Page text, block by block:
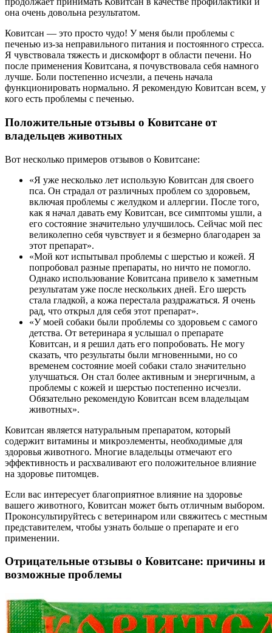
она очень довольна результатом.
Ковитсан — это просто чудо! У меня были проблемы с
печенью из-за неправильного питания и постоянного стресса.
Я чувствовала тяжесть и дискомфорт в области печени. Но
после применения Ковитсана, я почувствовала себя намного
лучше. Боли постепенно исчезли, а печень начала
функционировать нормально. Я рекомендую Ковитсан всем, у
кого есть проблемы с печенью.
Положительные отзывы о Ковитсане от
владельцев животных
Вот несколько примеров отзывов о Ковитсане:
«Я уже несколько лет использую Ковитсан для своего
пса. Он страдал от различных проблем со здоровьем,
включая проблемы с желудком и аллергии. После того,
как я начал давать ему Ковитсан, все симптомы ушли, а
его состояние значительно улучшилось. Сейчас мой пес
великолепно себя чувствует и я безмерно благодарен за
этот препарат».
«Мой кот испытывал проблемы с шерстью и кожей. Я
попробовал разные препараты, но ничто не помогло.
Однако использование Ковитсана привело к заметным
результатам уже после нескольких дней. Его шерсть
стала гладкой, а кожа перестала раздражаться. Я очень
рад, что открыл для себя этот препарат».
«У моей собаки были проблемы со здоровьем с самого
детства. От ветеринара я услышал о препарате
Ковитсан, и я решил дать его попробовать. Не могу
сказать, что результаты были мгновенными, но со
временем состояние моей собаки стало значительно
улучшаться. Он стал более активным и энергичным, а
проблемы с кожей и шерстью постепенно исчезли.
Обязательно рекомендую Ковитсан всем владельцам
животных».
Ковитсан является натуральным препаратом, который
содержит витамины и микроэлементы, необходимые для
здоровья животного. Многие владельцы отмечают его
эффективность и расхваливают его положительное влияние
на здоровье питомцев.
Если вас интересует благоприятное влияние на здоровье
вашего животного, Ковитсан может быть отличным выбором.
Проконсультируйтесь с ветеринаром или свяжитесь с местным
представителем, чтобы узнать больше о препарате и его
применении.
Отрицательные отзывы о Ковитсане: причины и
возможные проблемы